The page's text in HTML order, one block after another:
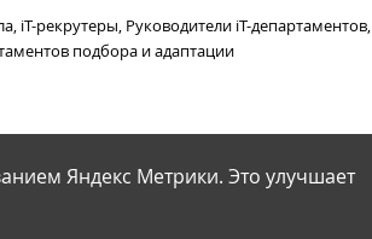
iT-рекрутеры, Руководители iT-департаментов,
подбора и адаптации
Яндекс Метрики. Это улучшает